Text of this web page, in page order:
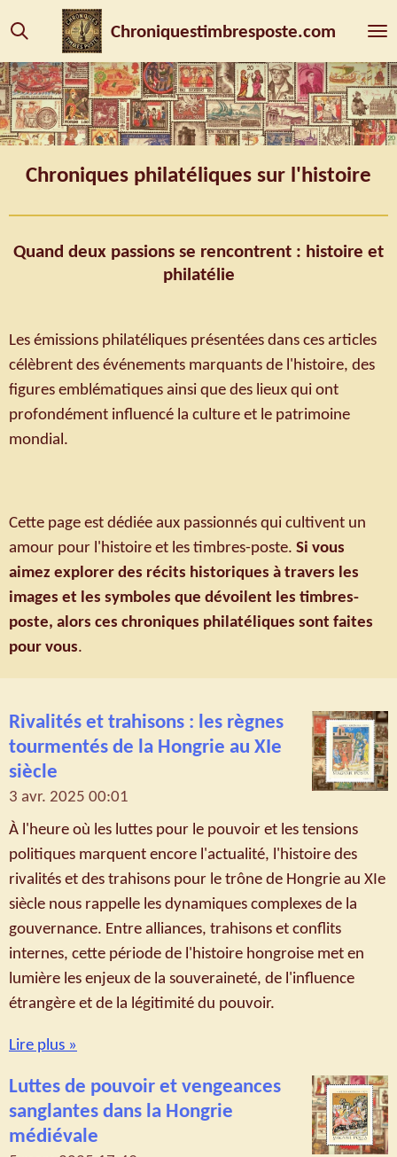
Passer
au
contenu
principal
Chroniquestimbresposte.com
Chroniques philatéliques sur l'histoire
Quand deux passions se rencontrent : histoire et
philatélie
Les émissions philatéliques présentées dans ces articles
célèbrent des événements marquants de l'histoire, des
figures emblématiques ainsi que des lieux qui ont
profondément influencé la culture et le patrimoine
mondial.
Cette page est dédiée aux passionnés qui cultivent un
amour pour l'histoire et les timbres-poste. Si vous
aimez explorer des récits historiques à travers les
images et les symboles que dévoilent les timbres-
poste, alors ces chroniques philatéliques sont faites
pour vous.
Rivalités et trahisons : les règnes
tourmentés de la Hongrie au XIe
siècle
3 avr. 2025 00:01
À l'heure où les luttes pour le pouvoir et les tensions
politiques marquent encore l'actualité, l'histoire des
rivalités et des trahisons pour le trône de Hongrie au XIe
siècle nous rappelle les dynamiques complexes de la
gouvernance. Entre alliances, trahisons et conflits
internes, cette période de l'histoire hongroise met en
lumière les enjeux de la souveraineté, de l'influence
étrangère et de la légitimité du pouvoir.
Lire plus »
Luttes de pouvoir et vengeances
sanglantes dans la Hongrie
médiévale